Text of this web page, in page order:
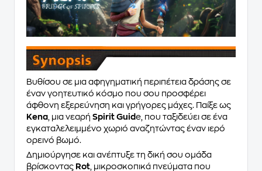
Βυθίσου σε μια αφηγηματική περιπέτεια δράσης σε
έναν γοητευτικό κόσμο που σου προσφέρει
άφθονη εξερεύνηση και γρήγορες μάχες. Παίξε ως
Kena , μια νεαρή Spirit Guide, που ταξιδεύει σε ένα
εγκαταλελειμμένο χωριό αναζητώντας έναν ιερό
ορεινό βωμό.
Δημιούργησε και ανέπτυξε τη δική σου ομάδα
βρίσκοντας Rot , μικροσκοπικά πνεύματα που